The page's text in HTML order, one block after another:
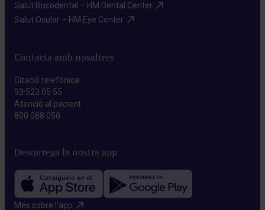
Salut Bucodental – HM Dental Center​
Salut Ocular – HM Eye Center​
Contacta amb nosaltres
Citació telefònica
93 523 05 55
Atenció al pacient
800 088 050
Descarrega la nostra app
Més sobre l'app​